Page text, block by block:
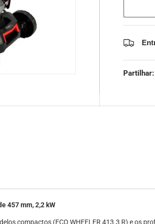
Partilhar:
457 mm, 2,2 kW
compactos (ECO WHEELER 413.3 R) e os